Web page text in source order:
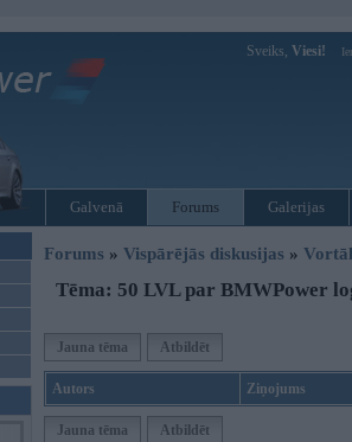
Sveiks, Viesi!
Galvenā Forums Galerijas
Forums » Vispārējās diskusijas »
Tēma: 50 LVL par BMWPower
Jauna tēma Atbildēt
Autors Ziņojums
Jauna tēma Atbildēt